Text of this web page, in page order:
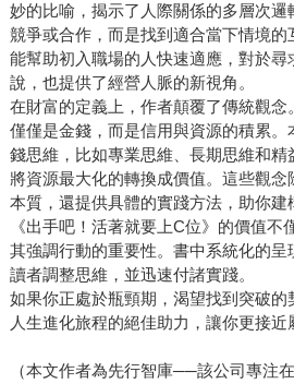
妙的比喻，揭示了人際關係的多層次
競爭或合作，而是找到適合當下情境的
能幫助初入職場的人快速適應，對於尋
說，也提供了經營人脈的新視角。
在財富的定義上，作者顛覆了傳統觀念
僅僅是金錢，而是信用與資源的積累
錢思維，比如專業思維、長期思維和
將資源最大化的轉換成價值。這些觀念
本質，還提供具體的實踐方法，助你建
《出手吧！活著就要上C位》的價值不
其強調行動的重要性。書中系統化的呈
讀者調整思維，並迅速付諸實踐。
如果你正處於瓶頸期，渴望找到突破
人生進化旅程的絕佳助力，讓你更接近
（本文作者為先行智庫──該公司專注